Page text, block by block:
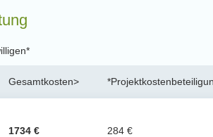
Gesamtkosten>
1734 €
284 €